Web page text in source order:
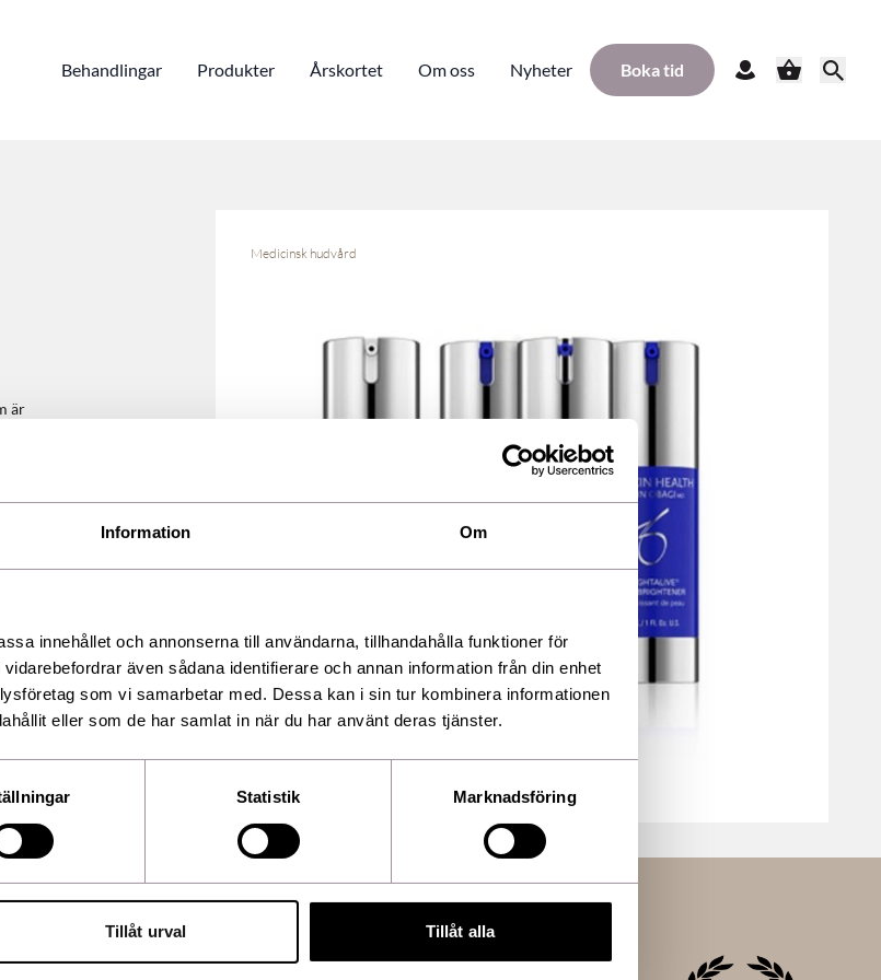
Information Om
innehållet och annonserna till användarna, tillhandahålla funktioner för
även sådana identifierare och annan information från din enhet
som vi samarbetar med. Dessa kan i sin tur kombinera informationen
eller som de har samlat in när du har använt deras tjänster.
Statistik Marknadsföring
Tillåt urval Tillåt alla
Behandlingar Produkter Årskortet Om oss Nyheter Boka tid
Medicinsk hudvård
är
röd,
extremt